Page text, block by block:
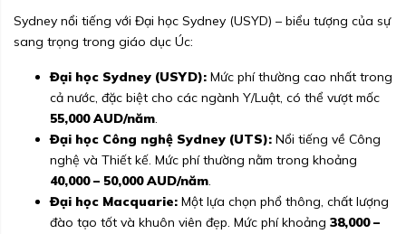
Sydney nổi tiếng với Đại học Sydney (USYD) – biểu tượng của sự
sang trọng trong giáo dục Úc:
Đại học Sydney (USYD): Mức phí thường cao nhất trong
cả nước, đặc biệt cho các ngành Y/Luật, có thể vượt mốc
55,000 AUD/năm.
Đại học Công nghệ Sydney (UTS): Nổi tiếng về Công
nghệ và Thiết kế. Mức phí thường nằm trong khoảng
40,000 – 50,000 AUD/năm.
Đại học Macquarie: Một lựa chọn phổ thông, chất lượng
đào tạo tốt và khuôn viên đẹp. Mức phí khoảng 38,000 –